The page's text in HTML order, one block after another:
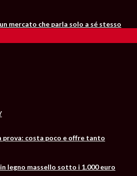
mercato che parla solo a sé stesso
prova: costa poco e offre tanto
legno massello sotto i 1.000 euro